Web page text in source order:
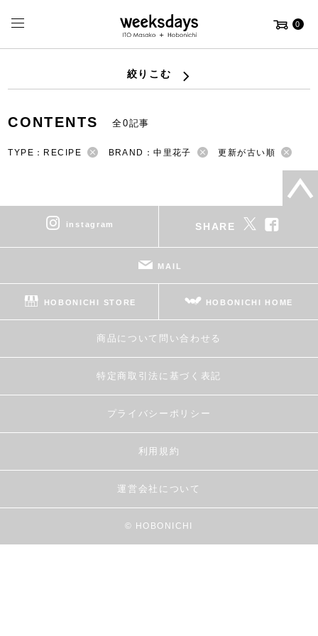
0
絞りこむ
CONTENTS 全0記事
TYPE：RECIPE BRAND：中里花子 更新が古い順
instagram SHARE
MAIL
HOBONICHI STORE HOBONICHI HOME
商品について問い合わせる
特定商取引法に基づく表記
プライバシーポリシー
利用規約
運営会社について
© HOBONICHI